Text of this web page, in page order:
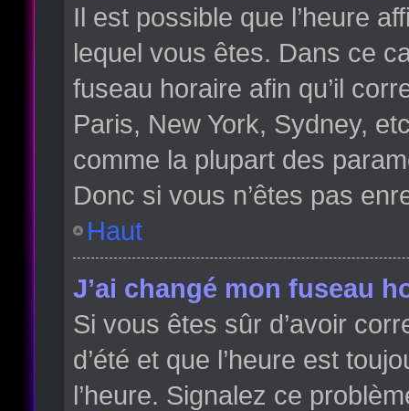
Il est possible que l’heure
lequel vous êtes. Dans ce
fuseau horaire afin qu’il
Paris, New York, Sydney,
comme la plupart des
Donc si vous n’êtes pas
Haut
J’ai changé mon fuseau
Si vous êtes sûr d’avoir
d’été et que l’heure est
l’heure. Signalez ce